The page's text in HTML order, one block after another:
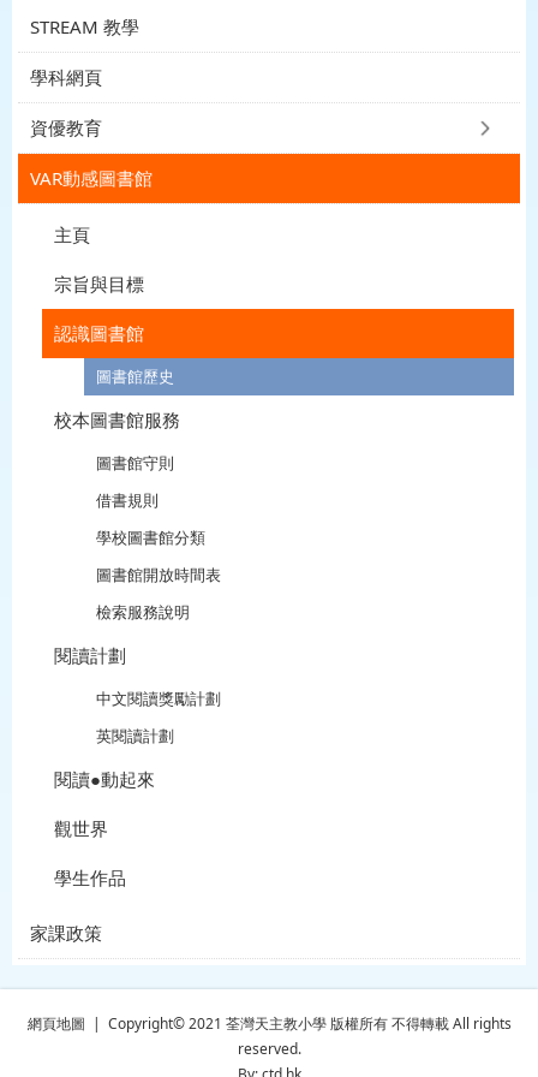
STREAM 教學
學科網頁
資優教育
VAR動感圖書館
主頁
宗旨與目標
認識圖書館
圖書館歷史
校本圖書館服務
圖書館守則
借書規則
學校圖書館分類
圖書館開放時間表
檢索服務說明
閱讀計劃
中文閱讀獎勵計劃
英閱讀計劃
閱讀●動起來
觀世界
學生作品
家課政策
網頁地圖 | Copyright© 2021 荃灣天主教小學 版權所有 不得轉載 All rights
reserved.